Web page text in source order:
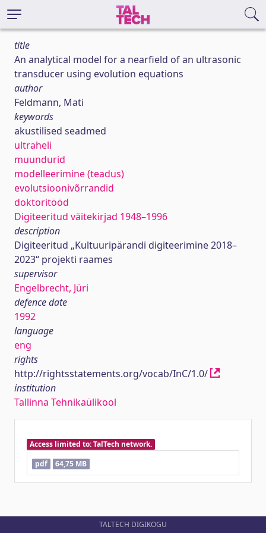
title
An analytical model for a nearfield of an ultrasonic
transducer using evolution equations
author
Feldmann, Mati
keywords
akustilised seadmed
ultraheli
muundurid
modelleerimine (teadus)
evolutsioonivõrrandid
doktoritööd
Digiteeritud väitekirjad 1948–1996
description
Digiteeritud „Kultuuripärandi digiteerimine 2018–
2023“ projekti raames
supervisor
Engelbrecht, Jüri
defence date
1992
language
eng
rights
http://rightsstatements.org/vocab/InC/1.0/
institution
Tallinna Tehnikaülikool
Access limited to: TalTech network.
pdf
64,75 MB
TALTECH DIGIKOGU